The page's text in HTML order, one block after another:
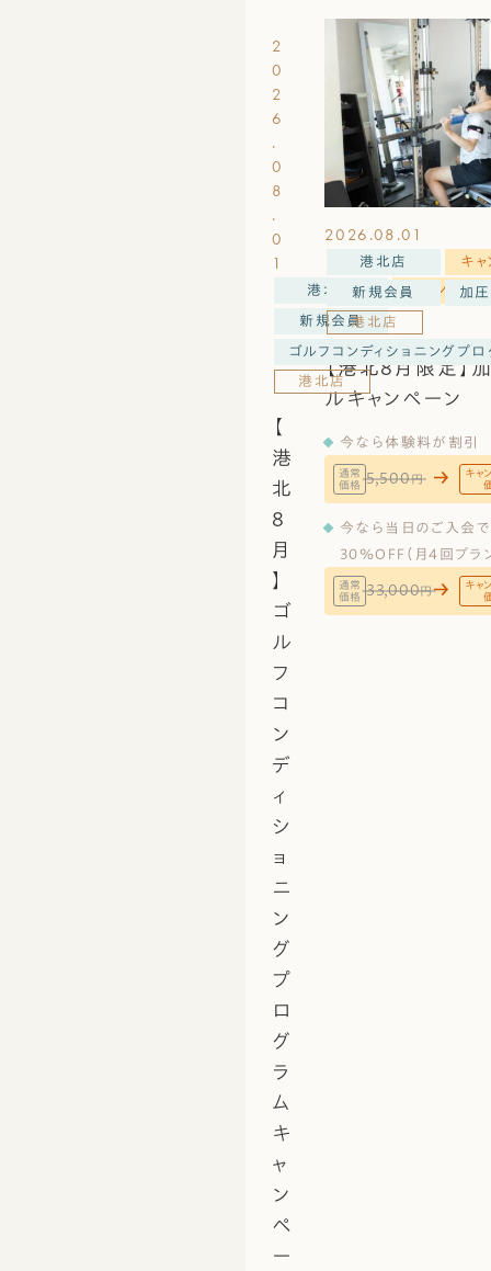
2
0
2
6
.
0
8
.
0
1
港北店 キャンペーン
新規会員
ゴルフコンディショニングプロ
港北店
【
港
北
8
月
】
ゴ
ル
フ
コ
ン
デ
ィ
シ
ョ
ニ
ン
グ
プ
ロ
グ
ラ
ム
キ
ャ
ン
ペ
ー
2026.08.01
港北店 キ
新規会員 加
港北店
【港北8月限定】
ルキャンペーン
今なら体験料が割引
通常
価格 5,500円
キャ
今なら当日のご入会
30%OFF（月4回プラ
通常
価格 33,000円
キャ